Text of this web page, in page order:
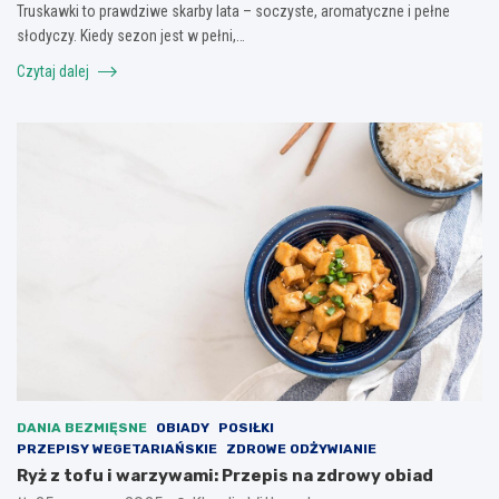
Truskawki to prawdziwe skarby lata – soczyste, aromatyczne i pełne
słodyczy. Kiedy sezon jest w pełni,…
Czytaj dalej
DANIA BEZMIĘSNE OBIADY
POSIŁKI
PRZEPISY WEGETARIAŃSKIE
ZDROWE ODŻYWIANIE
Ryż z tofu i warzywami: Przepis na zdrowy obiad